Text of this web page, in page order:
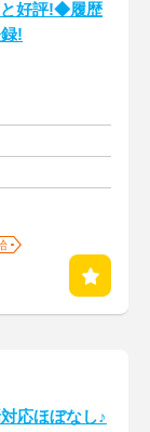
好評!◆履歴
!
応ほぼなし♪